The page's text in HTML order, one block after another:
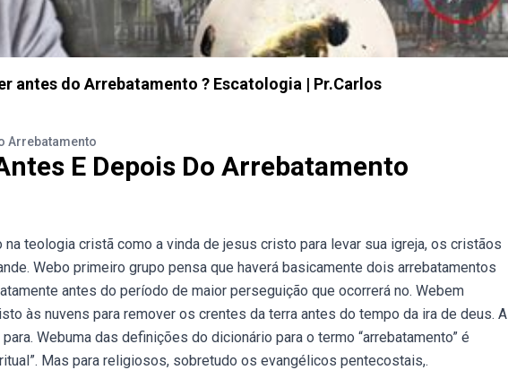
antes do Arrebatamento ? Escatologia | Pr.Carlos
Arrebatamento
E Depois Do Arrebatamento
teologia cristã como a vinda de jesus cristo para levar sua igreja, os cristãos
Webo primeiro grupo pensa que haverá basicamente dois arrebatamentos
antes do período de maior perseguição que ocorrerá no. Webem
às nuvens para remover os crentes da terra antes do tempo da ira de deus. A
Webuma das definições do dicionário para o termo “arrebatamento” é
Mas para religiosos, sobretudo os evangélicos pentecostais,.